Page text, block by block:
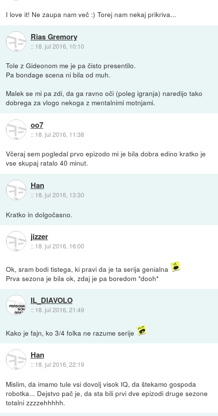
I love it! Ne zaupa nam več :) Torej nam nekaj prikriva...
Rias Gremory
:: 18. jul 2016, 10:10
Tole z Gideonom me je pa čisto presentilo.
Pa bondage scena ni bila od muh.
Malek se mi pa zdi, da ga ravno oči (poleg igranja) naredijo tako
dobrega za vlogo nekoga z mentalnimi motnjami.
oo7
:: 18. jul 2016, 11:38
Včeraj sem pogledal prvo epizodo mi je bila dobra edino kratko je
vse skupaj ratalo 40 minut.
Han
:: 18. jul 2016, 13:30
Kratko in dolgočasno.
jizzer
:: 18. jul 2016, 16:00
Ok, sram bodi tistega, ki pravi da je ta serija genialna
Prva sezona je bila ok, zdaj je pa boredom *dooh*
IL_DIAVOLO
:: 18. jul 2016, 21:49
Kako je fajn, ko 3/4 folka ne razume serije
Han
:: 18. jul 2016, 22:19
Mislim, da imamo tule vsi dovolj visok IQ, da štekamo gospoda
robotka... Dejstvo pač je, da sta bili prvi dve epizodi druge sezone
totalni zzzzehhhhh.